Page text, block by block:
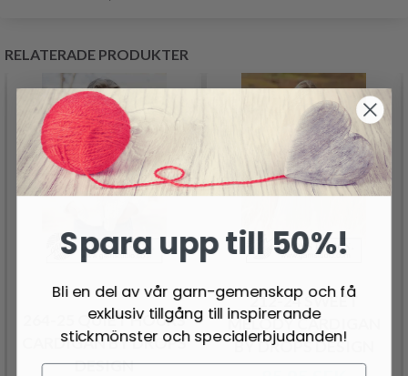
RELATERADE PRODUKTER
264-25 QUIET HOURS
CARDIGAN BY DROPS
DESIGN
212-24 SWEET
MELODY CARDIGAN
BY DROPS DESIGN
Spara upp till 50%!
Bli en del av vår garn-gemenskap och få
exklusiv tillgång till inspirerande
stickmönster och specialerbjudanden!